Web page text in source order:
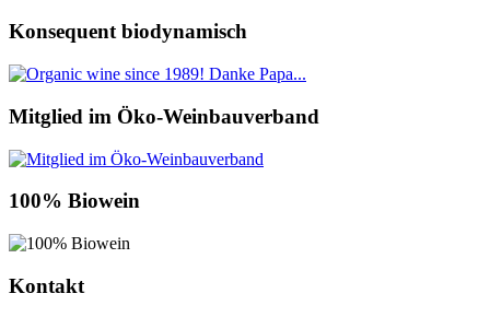
Konsequent biodynamisch
Mitglied im Öko-Weinbauverband
100% Biowein
Kontakt